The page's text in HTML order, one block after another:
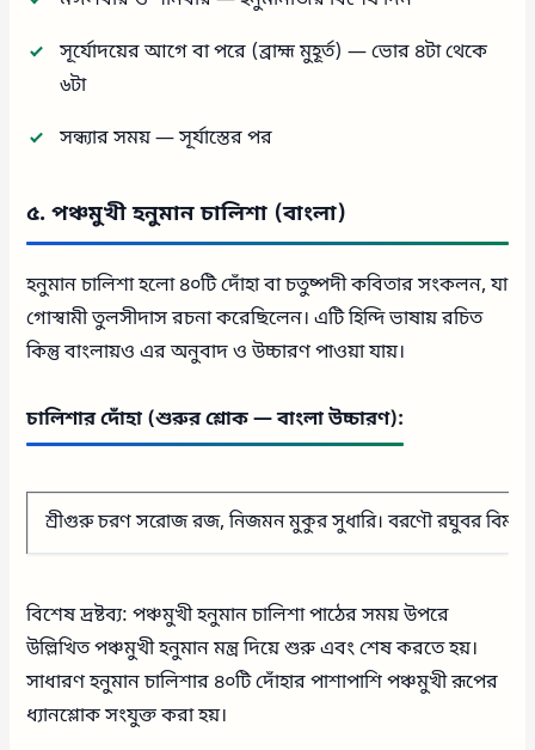
সূর্যোদয়ের আগে বা পরে (ব্রাহ্ম মুহূর্ত) — ভোর ৪টা থেকে
৬টা
সন্ধ্যার সময় — সূর্যাস্তের পর
৫. পঞ্চমুখী হনুমান চালিশা (বাংলা)
হনুমান চালিশা হলো ৪০টি দোঁহা বা চতুষ্পদী কবিতার সংকলন, যা
গোস্বামী তুলসীদাস রচনা করেছিলেন। এটি হিন্দি ভাষায় রচিত
কিন্তু বাংলায়ও এর অনুবাদ ও উচ্চারণ পাওয়া যায়।
চালিশার দোঁহা (শুরুর শ্লোক — বাংলা উচ্চারণ):
শ্রীগুরু চরণ সরোজ রজ, নিজমন মুকুর সুধারি। বরণৌ রঘুবর বিমল
বিশেষ দ্রষ্টব্য: পঞ্চমুখী হনুমান চালিশা পাঠের সময় উপরে
উল্লিখিত পঞ্চমুখী হনুমান মন্ত্র দিয়ে শুরু এবং শেষ করতে হয়।
সাধারণ হনুমান চালিশার ৪০টি দোঁহার পাশাপাশি পঞ্চমুখী রূপের
ধ্যানশ্লোক সংযুক্ত করা হয়।